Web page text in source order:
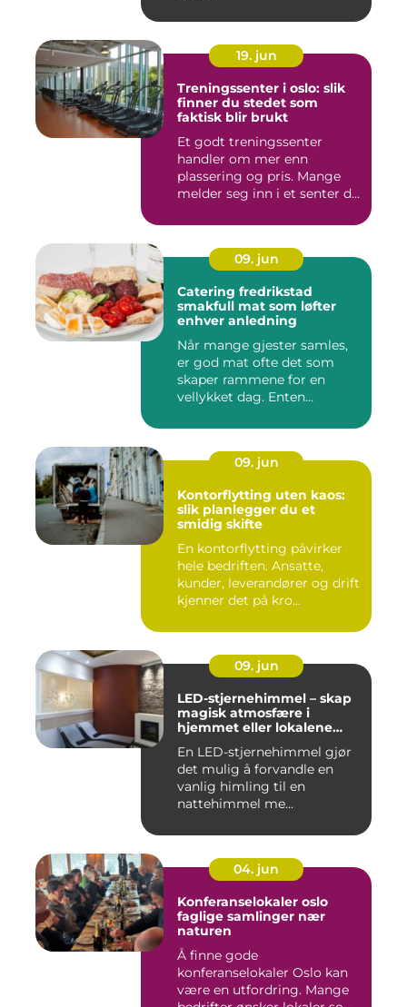
19. jun
Treningssenter i oslo: slik
finner du stedet som
faktisk blir brukt
Et godt treningssenter
handler om mer enn
plassering og pris. Mange
melder seg inn i et senter de
09. jun
Catering fredrikstad
smakfull mat som løfter
enhver anledning
Når mange gjester samles,
er god mat ofte det som
skaper rammene for en
vellykket dag. Enten
09. jun
Kontorflytting uten kaos:
slik planlegger du et
smidig skifte
En kontorflytting påvirker
hele bedriften. Ansatte,
kunder, leverandører og drift
kjenner det på kro...
09. jun
LED-stjernehimmel – skap
magisk atmosfære i
hjemmet eller lokalene
En LED-stjernehimmel gjør
det mulig å forvandle en
vanlig himling til en
nattehimmel me...
04. jun
Konferanselokaler oslo
faglige samlinger nær
naturen
Å finne gode
konferanselokaler Oslo kan
være en utfordring. Mange